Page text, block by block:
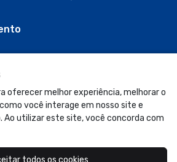
oferecer melhor experiência, melhorar o
você interage em nosso site e
Ao utilizar este site, você concorda com
todos os cookies